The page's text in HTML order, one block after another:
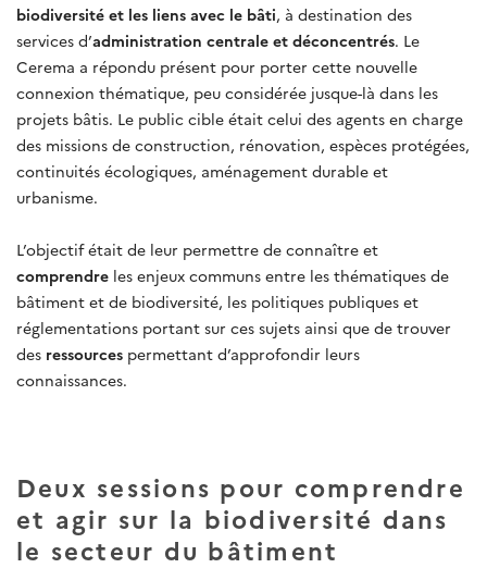
biodiversité et les liens avec le bâti, à destination des
services d’administration centrale et déconcentrés. Le
Cerema a répondu présent pour porter cette nouvelle
connexion thématique, peu considérée jusque-là dans les
projets bâtis. Le public cible était celui des agents en charge
des missions de construction, rénovation, espèces protégées,
continuités écologiques, aménagement durable et
urbanisme.
L’objectif était de leur permettre de connaître et
comprendre les enjeux communs entre les thématiques de
bâtiment et de biodiversité, les politiques publiques et
réglementations portant sur ces sujets ainsi que de trouver
des ressources permettant d’approfondir leurs
connaissances.
Deux sessions pour comprendre
et agir sur la biodiversité dans
le secteur du bâtiment